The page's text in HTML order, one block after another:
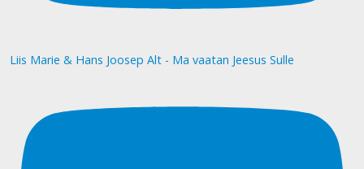
Liis Marie & Hans Joosep Alt - Ma vaatan Jeesus Sulle